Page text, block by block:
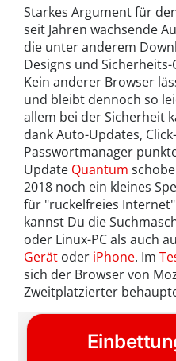
Starkes Argument für
seit Jahren wachsende
die unter anderem
Designs und
Kein anderer Browser
und bleibt dennoch so
allem bei der Sicherheit
dank Auto-Updates,
Passwortmanager
Update Quantum
2018 noch ein kleines
für "ruckelfreies
kannst Du die
oder Linux-PC als auch
Gerät oder iPhone. Im
sich der Browser von
Zweitplatzierter